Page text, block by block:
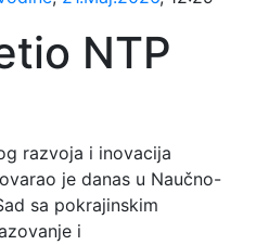
NTP
razvoja i inovacija
je danas u Naučno-
sa pokrajinskim
i